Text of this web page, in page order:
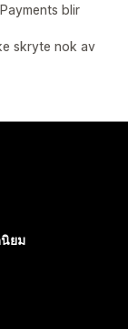
blir
skryte nok av
ยม